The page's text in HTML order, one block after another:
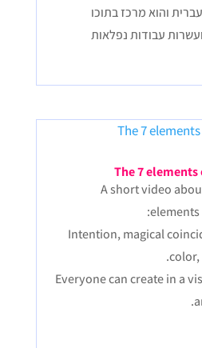
והוא מרכז בתוכו
עבודות נפלאות
The 7
A short video
Intention, magical
color,
Everyone can create in a